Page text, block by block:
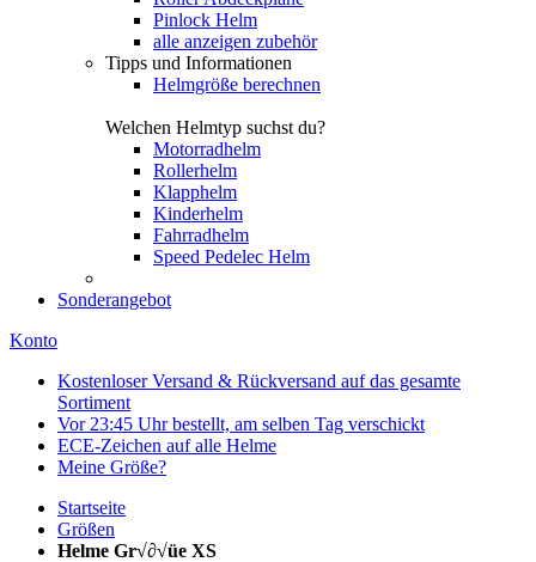
Pinlock Helm
alle anzeigen zubehör
Tipps und Informationen
Helmgröße berechnen
Welchen Helmtyp suchst du?
Motorradhelm
Rollerhelm
Klapphelm
Kinderhelm
Fahrradhelm
Speed Pedelec Helm
Sonderangebot
Konto
Kostenloser Versand & Rückversand auf das gesamte
Sortiment
Vor 23:45 Uhr bestellt, am selben Tag verschickt
ECE-Zeichen auf alle Helme
Meine Größe?
Startseite
Größen
Helme Gr√∂√üe XS